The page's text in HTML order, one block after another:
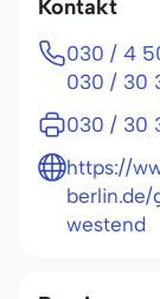
Kontakt
030 / 4
030 / 30
030 / 30
https://
westend